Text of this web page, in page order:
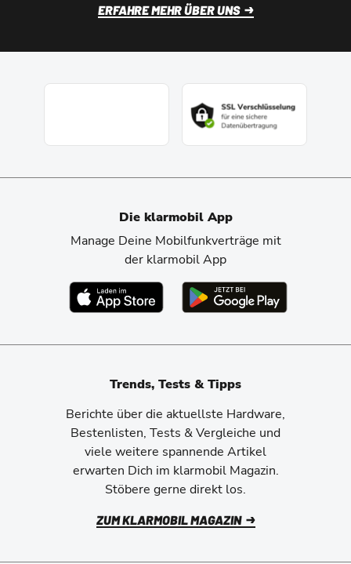
ERFAHRE MEHR ÜBER UNS
Die klarmobil App
Manage Deine Mobilfunkverträge mit
der klarmobil App
Trends, Tests & Tipps
Berichte über die aktuellste Hardware,
Bestenlisten, Tests & Vergleiche und
viele weitere spannende Artikel
erwarten Dich im klarmobil Magazin.
Stöbere gerne direkt los.
ZUM KLARMOBIL MAGAZIN